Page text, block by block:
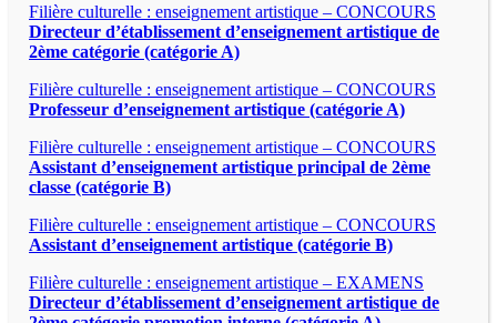
Filière culturelle : enseignement artistique – CONCOURS
Directeur d’établissement d’enseignement artistique de
2ème catégorie (catégorie A)
Filière culturelle : enseignement artistique – CONCOURS
Professeur d’enseignement artistique (catégorie A)
Filière culturelle : enseignement artistique – CONCOURS
Assistant d’enseignement artistique principal de 2ème
classe (catégorie B)
Filière culturelle : enseignement artistique – CONCOURS
Assistant d’enseignement artistique (catégorie B)
Filière culturelle : enseignement artistique – EXAMENS
Directeur d’établissement d’enseignement artistique de